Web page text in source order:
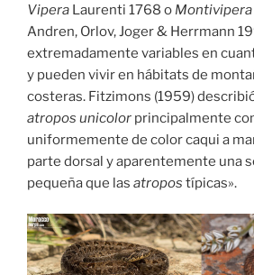
Vipera Laurenti 1768 o Montivipera
Andren, Orlov, Joger & Herrmann
extremadamente variables en
y pueden vivir en hábitats de
costeras. Fitzimons (1959)
atropos unicolor principalmente
uniformemente de color caqui a
parte dorsal y aparentemente una
pequeña que las atropos típicas».